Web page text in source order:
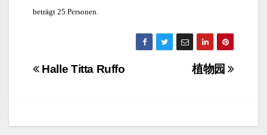
beträgt 25 Personen.
Navigazione
植物园
Halle Titta Ruffo